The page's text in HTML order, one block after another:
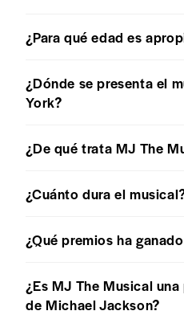
¿Para qué edad es
¿Dónde se presenta el
York?
¿De qué trata MJ The
¿Cuánto dura el
¿Qué premios ha
¿Es MJ The Musical
de Michael Jackson?